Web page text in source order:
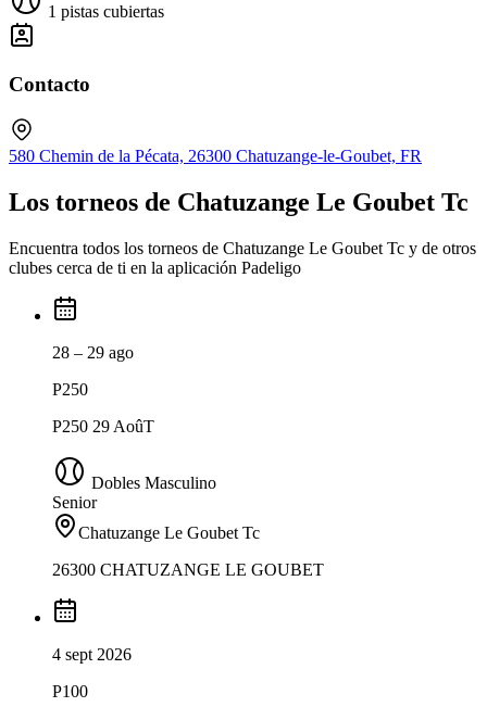
1 pistas cubiertas
Contacto
580 Chemin de la Pécata, 26300 Chatuzange-le-Goubet, FR
Los torneos de Chatuzange Le Goubet Tc
Encuentra todos los torneos de Chatuzange Le Goubet Tc y de otros
clubes cerca de ti en la aplicación Padeligo
28 – 29 ago
P250
P250 29 AoûT
Dobles Masculino
Senior
Chatuzange Le Goubet Tc
26300 CHATUZANGE LE GOUBET
4 sept 2026
P100